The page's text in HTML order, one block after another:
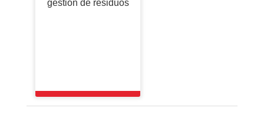
gestión de residuos